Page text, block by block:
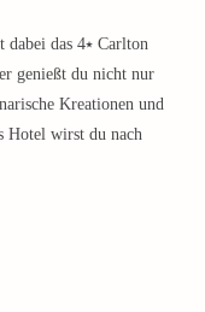
das 4⭑ Carlton
genießt du nicht nur
Kreationen und
Hotel wirst du nach